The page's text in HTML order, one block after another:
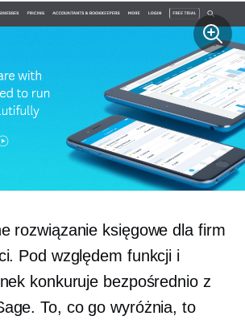
rozwiązanie księgowe dla firm
Pod względem funkcji i
konkuruje bezpośrednio z
To, co go wyróżnia, to